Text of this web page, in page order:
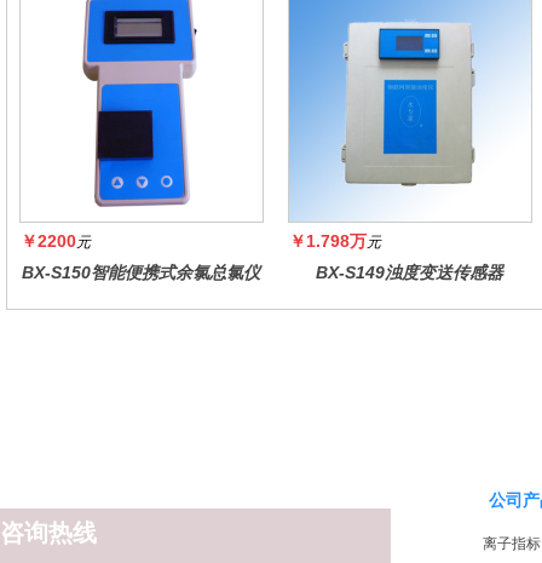
￥2200元
BX-S150智能便携式余氯总氯仪
￥1.798万元
BX-S149浊度变送传感器
咨询热线
公司
离子指标